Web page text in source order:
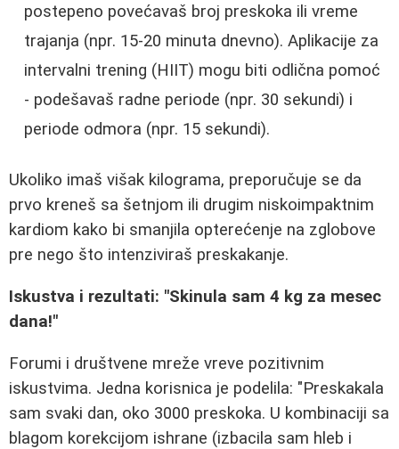
postepeno povećavaš broj preskoka ili vreme
trajanja (npr. 15-20 minuta dnevno). Aplikacije za
intervalni trening (HIIT) mogu biti odlična pomoć
- podešavaš radne periode (npr. 30 sekundi) i
periode odmora (npr. 15 sekundi).
Ukoliko imaš višak kilograma, preporučuje se da
prvo kreneš sa šetnjom ili drugim niskoimpaktnim
kardiom kako bi smanjila opterećenje na zglobove
pre nego što intenziviraš preskakanje.
Iskustva i rezultati: "Skinula sam 4 kg za mesec
dana!"
Forumi i društvene mreže vreve pozitivnim
iskustvima. Jedna korisnica je podelila: "Preskakala
sam svaki dan, oko 3000 preskoka. U kombinaciji sa
blagom korekcijom ishrane (izbacila sam hleb i